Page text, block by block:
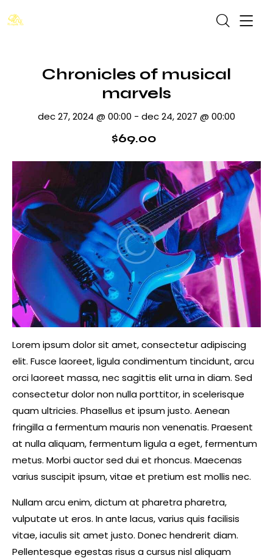
Chronicles of musical
marvels
dec 27, 2024 @ 00:00 - dec 24, 2027 @ 00:00
$69.00
Lorem ipsum dolor sit amet, consectetur adipiscing
elit. Fusce laoreet, ligula condimentum tincidunt, arcu
orci laoreet massa, nec sagittis elit urna in diam. Sed
consectetur dolor non nulla porttitor, in scelerisque
quam ultricies. Phasellus et ipsum justo. Aenean
fringilla a fermentum mauris non venenatis. Praesent
at nulla aliquam, fermentum ligula a eget, fermentum
metus. Morbi auctor sed dui et rhoncus. Maecenas
varius suscipit ipsum, vitae et pretium est mollis nec.
Nullam arcu enim, dictum at pharetra pharetra,
vulputate ut eros. In ante lacus, varius quis facilisis
vitae, iaculis sit amet justo. Donec hendrerit diam.
Pellentesque egestas risus a cursus nisl aliquam